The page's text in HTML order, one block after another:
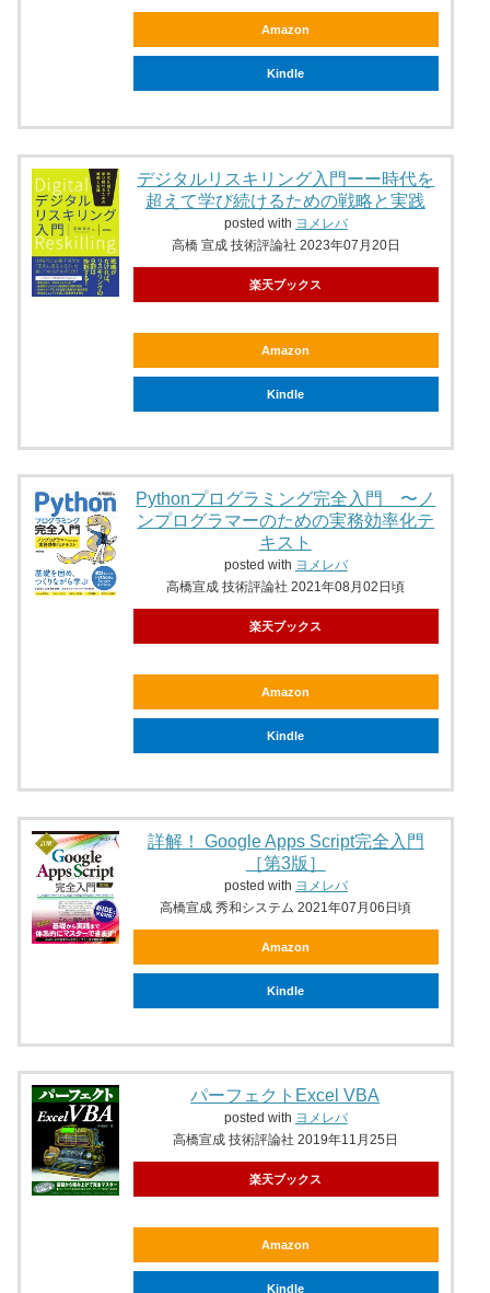
Amazon
Kindle
デジタルリスキリング入門ーー時代を
超えて学び続けるための戦略と実践
posted with ヨメレバ
高橋 宣成 技術評論社 2023年07月20日
楽天ブックス
Amazon
Kindle
Pythonプログラミング完全入門 〜ノ
ンプログラマーのための実務効率化テ
キスト
posted with ヨメレバ
高橋宣成 技術評論社 2021年08月02日頃
楽天ブックス
Amazon
Kindle
詳解！ Google Apps Script完全入門
［第3版］
posted with ヨメレバ
高橋宣成 秀和システム 2021年07月06日頃
Amazon
Kindle
パーフェクトExcel VBA
posted with ヨメレバ
高橋宣成 技術評論社 2019年11月25日
楽天ブックス
Amazon
Kindle